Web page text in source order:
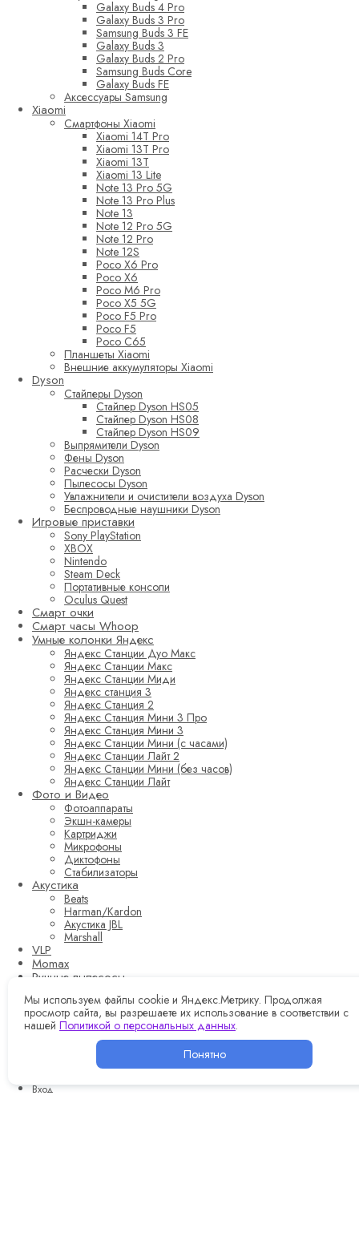
Galaxy Buds 4 Pro
Galaxy Buds 3 Pro
Samsung Buds 3 FE
Galaxy Buds 3
Galaxy Buds 2 Pro
Samsung Buds Core
Galaxy Buds FE
Аксессуары Samsung
Xiaomi
Смартфоны Xiaomi
Xiaomi 14T Pro
Xiaomi 13T Pro
Xiaomi 13T
Xiaomi 13 Lite
Note 13 Pro 5G
Note 13 Pro Plus
Note 13
Note 12 Pro 5G
Note 12 Pro
Note 12S
Poco X6 Pro
Poco X6
Poco M6 Pro
Poco X5 5G
Poco F5 Pro
Poco F5
Poco C65
Планшеты Xiaomi
Внешние аккумуляторы Xiaomi
Dyson
Стайлеры Dyson
Стайлер Dyson HS05
Стайлер Dyson HS08
Стайлер Dyson HS09
Выпрямители Dyson
Фены Dyson
Расчески Dyson
Пылесосы Dyson
Увлажнители и очистители воздуха Dyson
Беспроводные наушники Dyson
Игровые приставки
Sony PlayStation
XBOX
Nintendo
Steam Deck
Портативные консоли
Oculus Quest
Смарт очки
Смарт часы Whoop
Умные колонки Яндекс
Яндекс Станции Дуо Макс
Яндекс Станции Макс
Яндекс Станции Миди
Яндекс станция 3
Яндекс Станция 2
Яндекс Станция Мини 3 Про
Яндекс Станция Мини 3
Яндекс Станции Мини (с часами)
Яндекс Станции Лайт 2
Яндекс Станции Мини (без часов)
Яндекс Станции Лайт
Фото и Видео
Фотоаппараты
Экшн-камеры
Картриджи
Микрофоны
Диктофоны
Стабилизаторы
Акустика
Beats
Harman/Kardon
Акустика JBL
Marshall
VLP
Momax
Ручные пылесосы
Роботы-стеклоочистители
Преимущества AppMag
Оплата и доставка
Вход
Мы используем файлы cookie и Яндекс.Метрику. Продолжая
просмотр сайта, вы разрешаете их использование в соответствии с
нашей Политикой о персональных данных.
Понятно